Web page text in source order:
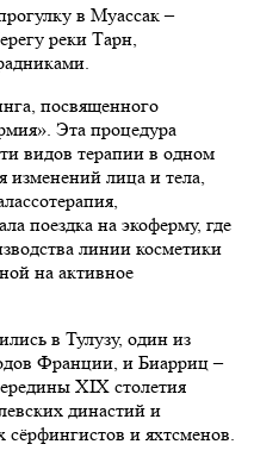
в Муассак –
реки Тарн,
посвященного
Эта процедура
видов терапии в одном
изменений лица и тела,
поездка на экоферму, где
линии косметики
на активное
в Тулузу, один из
Франции, и Биарриц –
XIX столетия
династий и
сёрфингистов и яхтсменов.